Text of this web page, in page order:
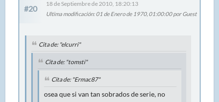
#20
18 de Septiembre de 2010, 18:20:13
Ultima modificación: 01 de Enero de 1970, 01:00:00 por Guest
Cita de: "elcurri"
Cita de: "tomsti"
Cita de: "Ermac87"
osea que si van tan sobrados de serie, no